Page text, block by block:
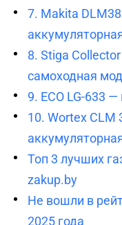
7. Makita
8. Stiga
самоходная
9. ECO LG-633
10. Wortex CLM
Топ 3 лучших
zakup.by
Не вошли в
2025 года